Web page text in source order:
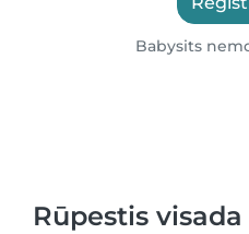
Babysits
Rūpestis